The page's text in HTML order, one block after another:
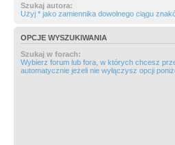
Szukaj autora:
Użyj * jako zamiennika dowolnego ciągu
OPCJE WYSZUKIWANIA
Szukaj w forach:
Wybierz forum lub fora, w których chcesz
automatycznie jeżeli nie wyłączysz opcji